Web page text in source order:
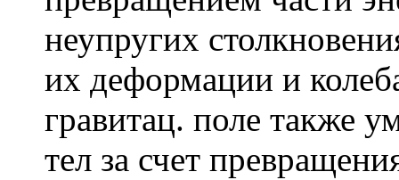
неупругих
их деформации и
гравитац. поле также
тел за счет